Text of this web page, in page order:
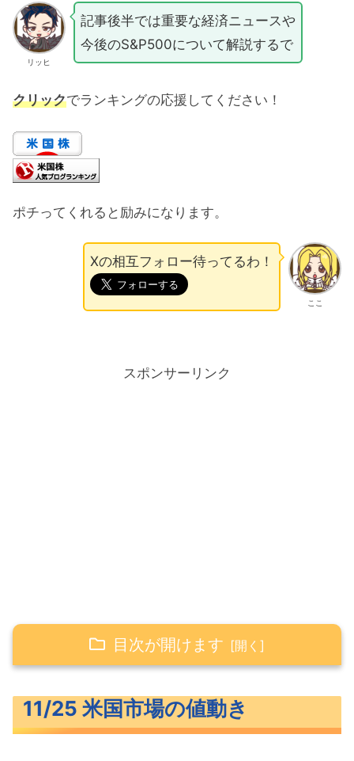
リッヒ
記事後半では重要な経済ニュースや
今後のS&P500について解説するで
クリックでランキングの応援してください！
ポチってくれると励みになります。
ここ
Xの相互フォロー待ってるわ！
スポンサーリンク
目次が開けます
米主要3指数の値動き
11/25 米国市場の値動き